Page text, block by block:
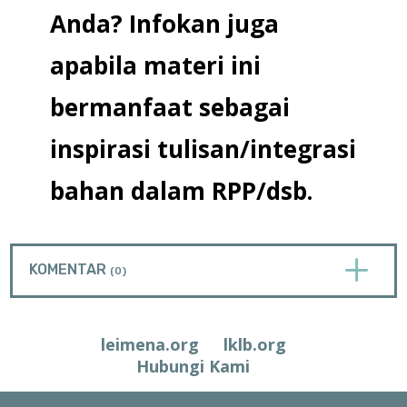
Anda? Infokan juga
apabila materi ini
bermanfaat sebagai
inspirasi tulisan/integrasi
bahan dalam RPP/dsb.
KOMENTAR (0) L
leimena.org
lklb.org
Hubungi Kami